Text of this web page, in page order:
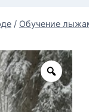
/ Обучение
Zoom